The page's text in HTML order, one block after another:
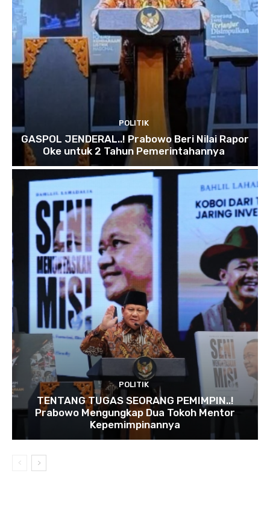
POLITIK
GASPOL JENDERAL..! Prabowo Beri Nilai Rapor
Oke untuk 2 Tahun Pemerintahannya
POLITIK
TENTANG TUGAS SEORANG PEMIMPIN..!
Prabowo Mengungkap Dua Tokoh Mentor
Kepemimpinannya